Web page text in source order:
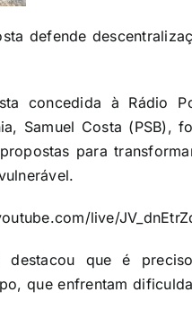
defende
concedida à Rádio
Samuel Costa (PSB),
para
live/
destacou que é
que enfrentam